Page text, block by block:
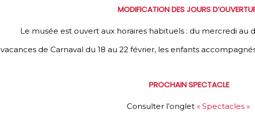
MODIFICATION DES JOURS
Le musée est ouvert aux horaires habituels : du mercredi au
de Carnaval du 18 au 22 février, les enfants
PROCHAIN SPECTACLE
Consulter l’onglet « Spectacles »